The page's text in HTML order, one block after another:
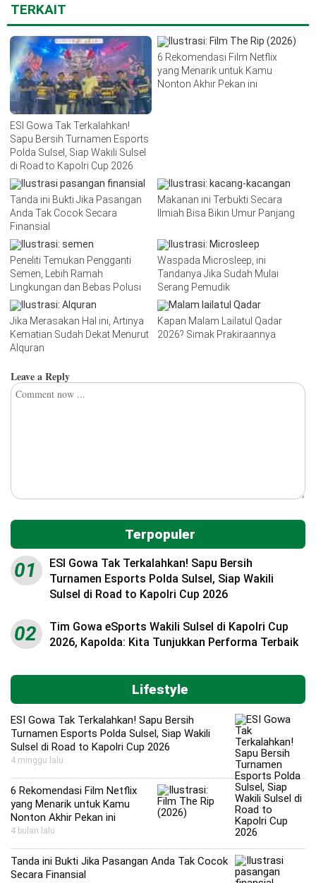
TERKAIT
ESI Gowa Tak Terkalahkan!
Sapu Bersih Turnamen Esports
Polda Sulsel, Siap Wakili Sulsel
di Road to Kapolri Cup 2026
6 Rekomendasi Film Netflix
yang Menarik untuk Kamu
Nonton Akhir Pekan ini
Tanda ini Bukti Jika Pasangan
Anda Tak Cocok Secara
Finansial
Makanan ini Terbukti Secara
Ilmiah Bisa Bikin Umur Panjang
Peneliti Temukan Pengganti
Semen, Lebih Ramah
Lingkungan dan Bebas Polusi
Waspada Microsleep, ini
Tandanya Jika Sudah Mulai
Serang Pemudik
Jika Merasakan Hal ini, Artinya
Kematian Sudah Dekat Menurut
Alquran
Kapan Malam Lailatul Qadar
2026? Simak Prakiraannya
Leave a Reply
Terpopuler
01
ESI Gowa Tak Terkalahkan! Sapu Bersih
Turnamen Esports Polda Sulsel, Siap Wakili
Sulsel di Road to Kapolri Cup 2026
02
Tim Gowa eSports Wakili Sulsel di Kapolri Cup
2026, Kapolda: Kita Tunjukkan Performa Terbaik
Lifestyle
ESI Gowa Tak Terkalahkan! Sapu Bersih
Turnamen Esports Polda Sulsel, Siap Wakili
Sulsel di Road to Kapolri Cup 2026
4 minggu lalu
6 Rekomendasi Film Netflix
yang Menarik untuk Kamu
Nonton Akhir Pekan ini
4 bulan lalu
Tanda ini Bukti Jika Pasangan Anda Tak Cocok
Secara Finansial